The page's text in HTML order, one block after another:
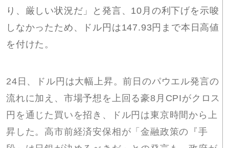
り、厳しい状況だ」と発言、10月の利下げを示唆
しなかったため、ドル円は147.93円まで本日高値
を付けた。
24日、ドル円は大幅上昇。前日のパウエル発言の
流れに加え、市場予想を上回る豪8月CPIがクロス
円を通じた買いを招き、ドル円は東京時間から上
昇した。高市前経済安保相が「金融政策の『手